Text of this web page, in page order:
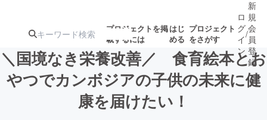
プロジェクトを掲
載するには
はじ
める
プロジェクト
をさがす
注目のリ 注目の新着プロ
ジェクト
募集終了が近いプ
ロ
グ
イ
ン
/
新
規
会
員
登
録
＼国境なき栄養改善／ 食育絵本とお
やつでカンボジアの子供の未来に健
康を届けたい！